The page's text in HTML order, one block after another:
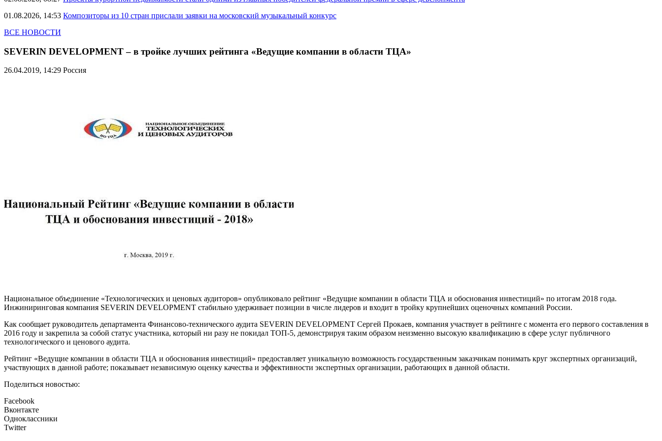
01.08.2026, 14:53 Композиторы из 10 стран прислали заявки на московский музыкальный конкурс
ВСЕ НОВОСТИ
SEVERIN DEVELOPMENT – в тройке лучших рейтинга «Ведущие компании в области ТЦА»
26.04.2019, 14:29 Россия
Национальное объединение «Технологических и ценовых аудиторов» опубликовало рейтинг «Ведущие компании в области ТЦА и обоснования инвестиций» по итогам 2018 года.
Инжиниринговая компания SEVERIN DEVELOPMENT стабильно удерживает позиции в числе лидеров и входит в тройку крупнейших оценочных компаний России.
Как сообщает руководитель департамента Финансово-технического аудита SEVERIN DEVELOPMENT Сергей Прокаев, компания участвует в рейтинге с момента его первого составления в
2016 году и закрепила за собой статус участника, который ни разу не покидал ТОП-5, демонстрируя таким образом неизменно высокую квалификацию в сфере услуг публичного
технологического и ценового аудита.
Рейтинг «Ведущие компании в области ТЦА и обоснования инвестиций» предоставляет уникальную возможность государственным заказчикам понимать круг экспертных организаций,
участвующих в данной работе; показывает независимую оценку качества и эффективности экспертных организации, работающих в данной области.
Поделиться новостью:
Facebook
Вконтакте
Одноклассники
Twitter